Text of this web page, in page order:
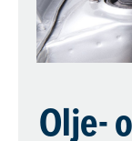
Olje-